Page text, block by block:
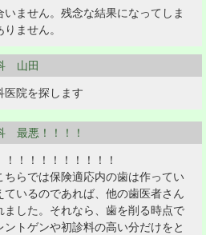
ません。残念な結果になってしま
ません。
山田
院を探します
最悪！！！！
！！！！！！！！！
らでは保険適応内の歯は作ってい
いるのであれば、他の歯医者さん
した。それなら、歯を削る時点で
トゲンや初診料の高い分だけをと